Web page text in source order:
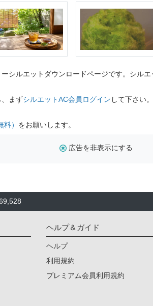
ルエットダウンロードページです。シル
まずシルエットAC会員ログイン して下さい
） をお願いします。
広告を非表示にする
ヘルプ＆ガイド
ヘルプ
利用規約
プレミアム会員利用規約